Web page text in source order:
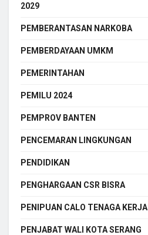
2029
PEMBERANTASAN NARKOBA
PEMBERDAYAAN UMKM
PEMERINTAHAN
PEMILU 2024
PEMPROV BANTEN
PENCEMARAN LINGKUNGAN
PENDIDIKAN
PENGHARGAAN CSR BISRA
PENIPUAN CALO TENAGA KERJA
PENJABAT WALI KOTA SERANG